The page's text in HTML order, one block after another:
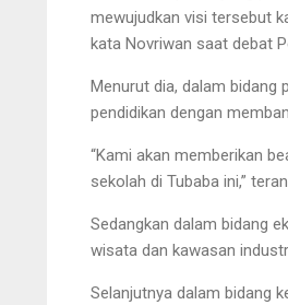
mewujudkan visi tersebut
kata Novriwan saat debat
Menurut dia, dalam bidang
pendidikan dengan
“Kami akan memberikan
sekolah di Tubaba ini,”
Sedangkan dalam bidang
wisata dan kawasan
Selanjutnya dalam bidang